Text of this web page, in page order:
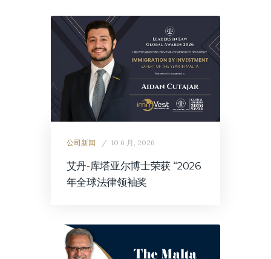
公司新闻 10 6 月, 2026
艾丹-库塔亚尔博士荣获 “2026
年全球法律领袖奖